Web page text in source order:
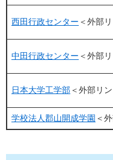
西田行政センター ＜外部
中田行政センター ＜外部
日本大学工学部＜外部リ
学校法人郡山開成学園 ＜